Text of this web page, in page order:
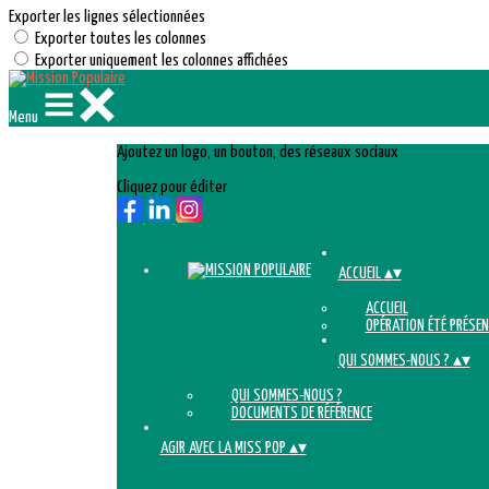
Exporter les lignes sélectionnées
Exporter toutes les colonnes
Exporter uniquement les colonnes affichées
Menu
Ajoutez un logo, un bouton, des réseaux sociaux
Cliquez pour éditer
ACCUEIL ▴▾
ACCUEIL
OPÉRATION ÉTÉ
QUI SOMMES-NOUS ? ▴▾
QUI SOMMES-NOUS ?
DOCUMENTS DE RÉFÉRENCE
AGIR AVEC LA MISS POP ▴▾